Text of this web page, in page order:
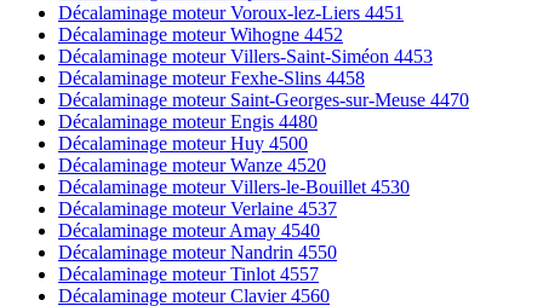
Décalaminage moteur Voroux-lez-Liers 4451
Décalaminage moteur Wihogne 4452
Décalaminage moteur Villers-Saint-Siméon 4453
Décalaminage moteur Fexhe-Slins 4458
Décalaminage moteur Saint-Georges-sur-Meuse 4470
Décalaminage moteur Engis 4480
Décalaminage moteur Huy 4500
Décalaminage moteur Wanze 4520
Décalaminage moteur Villers-le-Bouillet 4530
Décalaminage moteur Verlaine 4537
Décalaminage moteur Amay 4540
Décalaminage moteur Nandrin 4550
Décalaminage moteur Tinlot 4557
Décalaminage moteur Clavier 4560